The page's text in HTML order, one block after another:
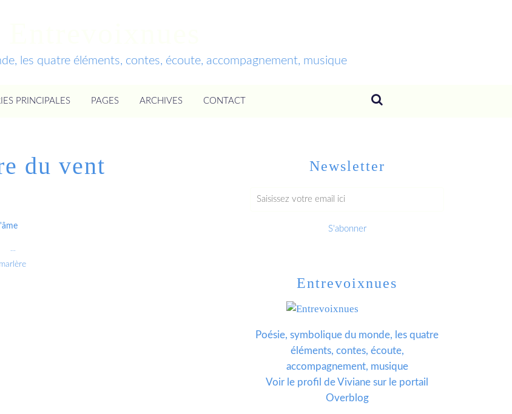
les quatre éléments, contes, écoute, accompagnement, musique
PRINCIPALES PAGES ARCHIVES CONTACT
du vent Newsletter
Entrevoixnues
Poésie, symbolique du monde, les quatre
éléments, contes, écoute,
accompagnement, musique
Voir le profil deViviane sur le portail
Overblog